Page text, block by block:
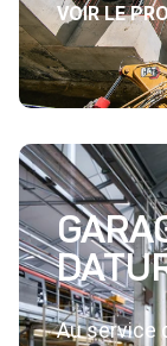
VOIR LE
Au service